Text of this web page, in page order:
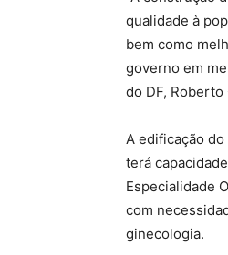
qualidade à
bem como
governo em
do DF, Roberto
A edificação
terá
Especialidade
com
ginecologia.